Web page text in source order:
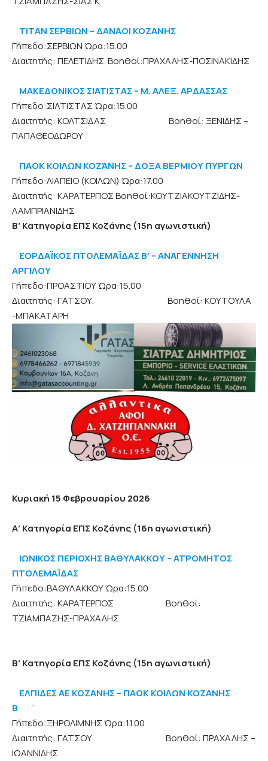
ΤΙΤΑΝ ΣΕΡΒΙΩΝ – ΔΑΝΑΟΙ ΚΟΖΑΝΗΣ
Γήπεδο:ΣΕΡΒΙΩΝ Ώρα:15.00
Διαιτητής: ΠΕΛΕΤΙΔΗΣ. Βοηθοί:ΠΡΑΧΑΛΗΣ-ΠΟΣΙΝΑΚΙΔΗΣ
ΜΑΚΕΔΟΝΙΚΟΣ ΣΙΑΤΙΣΤΑΣ – Μ. ΑΛΕΞ. ΑΡΔΑΣΣΑΣ
Γήπεδο:ΣΙΑΤΙΣΤΑΣ Ώρα:15.00
Διαιτητής: ΚΟΛΤΣΙΔΑΣ Βοηθοί: ΞΕΝΙΔΗΣ –
ΠΑΠΑΘΕΟΔΩΡΟΥ
ΠΑΟΚ ΚΟΙΛΩΝ ΚΟΖΆΝΗΣ – ΔΟΞΑ ΒΕΡΜΙΟΥ ΠΥΡΓΩΝ
Γήπεδο:ΛΙΑΠΕΙΟ (ΚΟΙΛΩΝ) Ώρα:17.00
Διαιτητής: ΚΑΡΑΤΕΡΠΟΣ Βοηθοί:ΚΟΥΤΖΙΑΚΟΥΤΖΙΔΗΣ-
ΛΑΜΠΡΙΑΝΙΔΗΣ
Β’ Κατηγορία ΕΠΣ Κοζάνης (15η αγωνιστική)
ΕΟΡΔΑΪΚΟΣ ΠΤΟΛΕΜΑΪΔΑΣ Β’ – ΑΝΑΓΕΝΝΗΣΗ
ΑΡΓΙΛΟΥ
Γήπεδο:ΠΡΟΑΣΤΙΟΥ Ώρα:15.00
Διαιτητής: ΓΑΤΣΟΥ. Βοηθοί: ΚΟΥΤΟΥΛΑ
-ΜΠΑΚΑΤΑΡΗ
Κυριακή 15 Φεβρουαρίου 2026
Α’ Κατηγορία ΕΠΣ Κοζάνης (16η αγωνιστική)
ΙΩΝΙΚΟΣ ΠΕΡΙΟΧΗΣ ΒΑΘΥΛΑΚΚΟΥ – ΑΤΡΟΜΗΤΟΣ
ΠΤΟΛΕΜΑΪΔΑΣ
Γήπεδο:ΒΑΘΥΛΑΚΚΟΥ Ώρα:15.00
Διαιτητής: ΚΑΡΑΤΕΡΠΟΣ Βοηθοί:
ΤΖΙΑΜΠΑΖΗΣ-ΠΡΑΧΑΛΗΣ
Β’ Κατηγορία ΕΠΣ Κοζάνης (15η αγωνιστική)
ΕΛΠΙΔΕΣ ΑΕ ΚΟΖΑΝΗΣ – ΠΑΟΚ ΚΟΙΛΩΝ ΚΟΖΑΝΗΣ
Β
‘
Γήπεδο:ΞΗΡΟΛΙΜΝΗΣ Ώρα:11.00
Διαιτητής: ΓΑΤΣΟΥ Βοηθοί: ΠΡΑΧΑΛΗΣ –
ΙΩΑΝΝΙΔΗΣ